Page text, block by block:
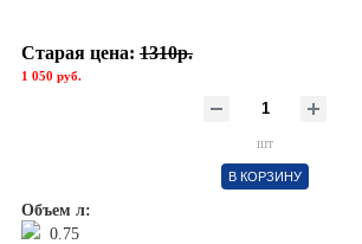
Старая цена: 1310р.
1 050 руб.
шт
В КОРЗИНУ
Объем л:
0.75